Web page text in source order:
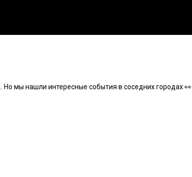
мы нашли интересные события в соседних городах 👀